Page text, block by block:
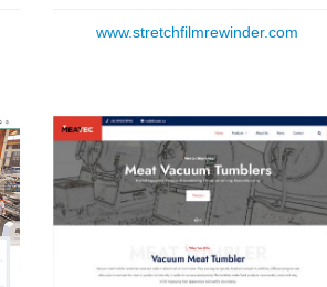
www.stretchfilmrewinder.com